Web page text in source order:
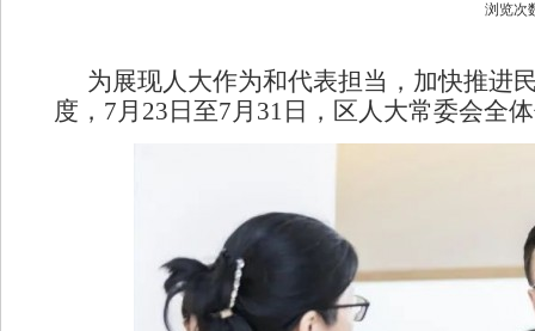
浏览次
为展现人大作为和代表担当，加快推进
度， 7月 23 日至7月 31 日，区人大常委会全